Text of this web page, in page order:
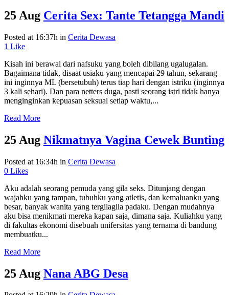
25 Aug Cerita Sex: Tante Tetangga Mandi
Posted at 16:37h in Cerita Dewasa
1 Like
Kisah ini berawal dari nafsuku yang boleh dibilang ugalugalan.
Bagaimana tidak, disaat usiaku yang mencapai 29 tahun, sekarang
ini inginnya ML (bersetubuh) terus tiap hari dengan istriku (inginnya
3 kali sehari). Dan para netters duga, pasti seorang istri tidak hanya
menginginkan kepuasan seksual setiap waktu,...
Read More
25 Aug Nikmatnya Vagina Cewek Bunting
Posted at 16:34h in Cerita Dewasa
0 Likes
Aku adalah seorang pemuda yang gila seks. Ditunjang dengan
wajahku yang tampan, tubuhku yang atletis, dan kemaluanku yang
besar, banyak wanita yang tergilagila padaku. Dengan mudahnya
aku bisa menikmati mereka kapan saja, dimana saja. Kuliahku yang
di fakultas ekonomi disebuah unifersitas yang ternama di bandung
membuatku...
Read More
25 Aug Nana ABG Desa